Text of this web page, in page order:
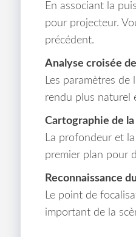
En associant la
pour projecteur.
précédent.
Analyse croisée
Les paramètres
rendu plus naturel
Cartographie de
La profondeur et
premier plan pour
Reconnaissance
Le point de
important de la